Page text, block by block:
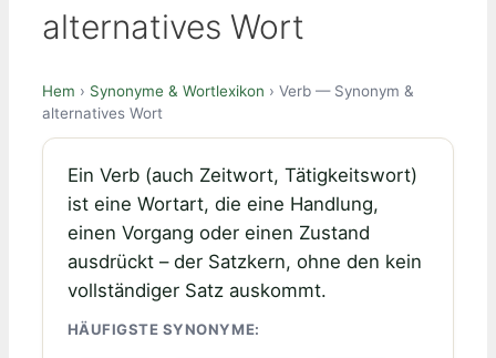
alternatives Wort
Hem › Synonyme & Wortlexikon › Verb — Synonym &
alternatives Wort
Ein Verb (auch Zeitwort, Tätigkeitswort)
ist eine Wortart, die eine Handlung,
einen Vorgang oder einen Zustand
ausdrückt – der Satzkern, ohne den kein
vollständiger Satz auskommt.
HÄUFIGSTE SYNONYME: